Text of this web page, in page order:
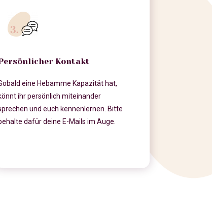
Kontakt
eine Hebamme Kapazität hat,
ihr persönlich miteinander
und euch kennenlernen. Bitte
dafür deine E-Mails im Auge.